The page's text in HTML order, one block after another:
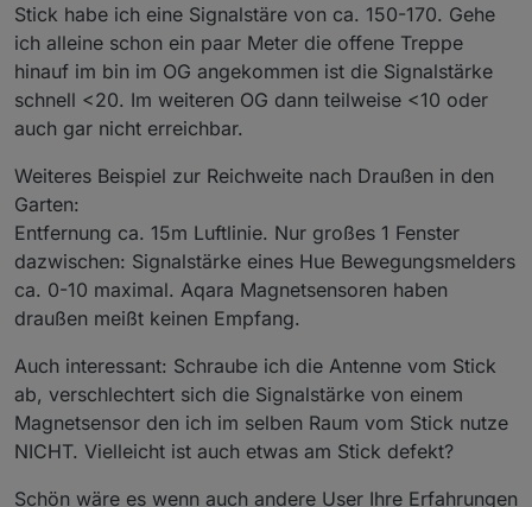
Stick habe ich eine Signalstäre von ca. 150-170. Gehe
ich alleine schon ein paar Meter die offene Treppe
hinauf im bin im OG angekommen ist die Signalstärke
schnell <20. Im weiteren OG dann teilweise <10 oder
auch gar nicht erreichbar.
Weiteres Beispiel zur Reichweite nach Draußen in den
Garten:
Entfernung ca. 15m Luftlinie. Nur großes 1 Fenster
dazwischen: Signalstärke eines Hue Bewegungsmelders
ca. 0-10 maximal. Aqara Magnetsensoren haben
draußen meißt keinen Empfang.
Auch interessant: Schraube ich die Antenne vom Stick
ab, verschlechtert sich die Signalstärke von einem
Magnetsensor den ich im selben Raum vom Stick nutze
NICHT. Vielleicht ist auch etwas am Stick defekt?
Schön wäre es wenn auch andere User Ihre Erfahrungen